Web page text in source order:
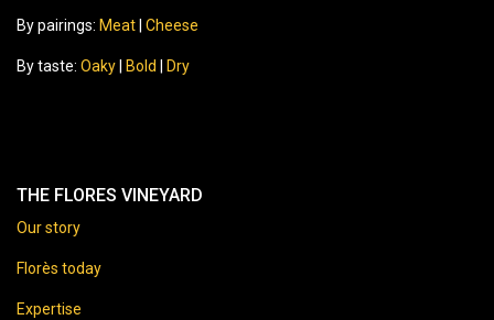
By pairings: Meat Cheese
By taste: Oaky Bold Dry
THE FLORES VINEYARD
Our story
Florès today
Expertise